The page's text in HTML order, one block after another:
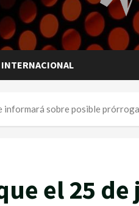
INTERNACIONAL
informará sobre posible
el 25 de